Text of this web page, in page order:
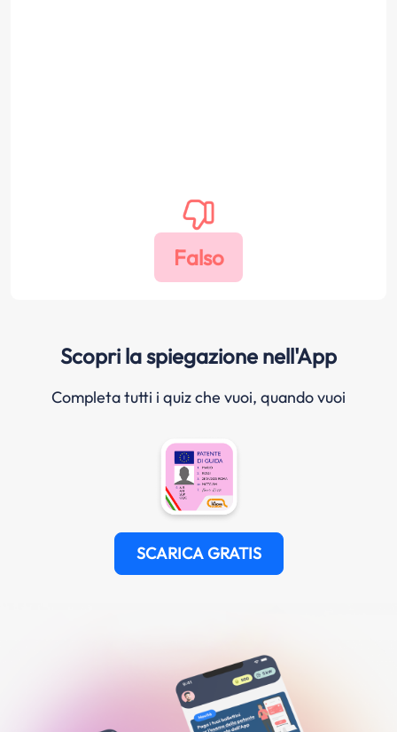
Scopri la spiegazione nell'App
Completa tutti i quiz che vuoi, quando vuoi
SCARICA GRATIS